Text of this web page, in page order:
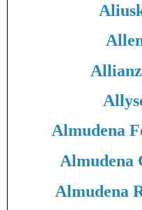
Almudena
Almudena
Almudena